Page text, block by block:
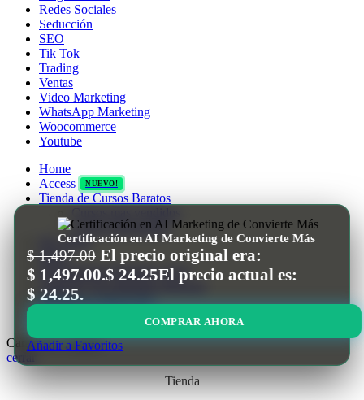
Redes Sociales
Seducción
SEO
Tik Tok
Trading
Ventas
Video Marketing
WhatsApp Marketing
Woocommerce
Youtube
Home
Access
NUEVO!
Tienda de Cursos Baratos
Cursos Destacados
Mi cuenta
Platzi
Herramientas Digitales e IAS
ChatGPT Pro Ilimitado Mensual
Membresia Mindvalley
Ingresar / Registrarse
Carrito de compras
cerrar
Tienda
Certificación en AI Marketing de Convierte Más
$1,497.00 El precio original era:
$ 1,497.00.$ 24.25El precio actual es:
$ 24.25.
COMPRAR AHORA
Añadir a Favoritos